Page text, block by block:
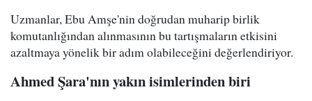
Uzmanlar, Ebu Amşe'nin doğrudan muharip birlik
komutanlığından alınmasının bu tartışmaların etkisini
azaltmaya yönelik bir adım olabileceğini değerlendiriyor.
Ahmed Şara'nın yakın isimlerinden biri